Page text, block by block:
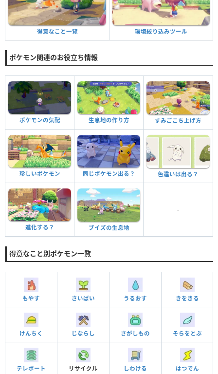
得意なこと一覧 環境絞り込みツール
ポケモン関連のお役立ち情報
ポケモンの気配 生息地の作り方 すみごこち上げ方
珍しいポケモン 同じポケモン出る？ 色違いは出る？
進化する？ ブイズの生息地
-
得意なこと別ポケモン一覧
もやす さいばい うるおす きをきる
けんちく じならし さがしもの そらをとぶ
テレポート リサイクル しわける はつでん